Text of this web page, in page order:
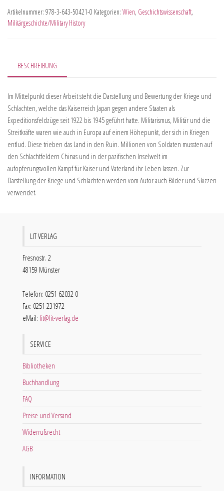
Artikelnummer: 978-3-643-50421-0 Kategorien: Wien, Geschichtswissenschaft,
Militärgeschichte/Military History
BESCHREIBUNG
Im Mittelpunkt dieser Arbeit steht die Darstellung und Bewertung der Kriege und
Schlachten, welche das Kaiserreich Japan gegen andere Staaten als
Expeditionsfeldzüge seit 1922 bis 1945 geführt hatte. Militarismus, Militär und die
Streitkräfte waren wie auch in Europa auf einem Höhepunkt, der sich in Kriegen
entlud. Diese trieben das Land in den Ruin. Millionen von Soldaten mussten auf
den Schlachtfeldern Chinas und in der pazifischen Inselwelt im
aufopferungsvollen Kampf für Kaiser und Vaterland ihr Leben lassen. Zur
Darstellung der Kriege und Schlachten werden vom Autor auch Bilder und Skizzen
verwendet.
LIT VERLAG
Fresnostr. 2
48159 Münster
Telefon: 0251 62032 0
Fax: 0251 231972
eMail: lit@lit-verlag.de
SERVICE
Bibliotheken
Buchhandlung
FAQ
Preise und Versand
Widerrufsrecht
AGB
INFORMATION